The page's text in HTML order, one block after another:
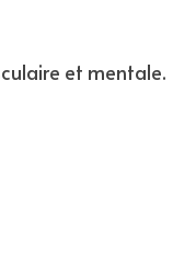
et mentale.